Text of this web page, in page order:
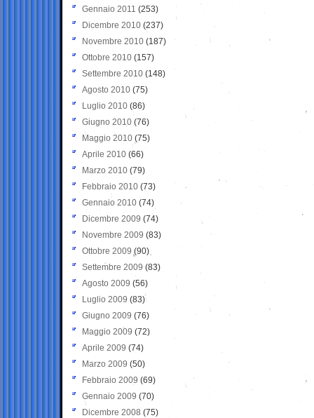
Gennaio 2011 (253)
Dicembre 2010 (237)
Novembre 2010 (187)
Ottobre 2010 (157)
Settembre 2010 (148)
Agosto 2010 (75)
Luglio 2010 (86)
Giugno 2010 (76)
Maggio 2010 (75)
Aprile 2010 (66)
Marzo 2010 (79)
Febbraio 2010 (73)
Gennaio 2010 (74)
Dicembre 2009 (74)
Novembre 2009 (83)
Ottobre 2009 (90)
Settembre 2009 (83)
Agosto 2009 (56)
Luglio 2009 (83)
Giugno 2009 (76)
Maggio 2009 (72)
Aprile 2009 (74)
Marzo 2009 (50)
Febbraio 2009 (69)
Gennaio 2009 (70)
Dicembre 2008 (75)